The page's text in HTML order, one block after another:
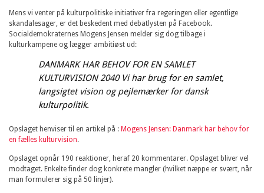
Mens vi venter på kulturpolitiske initiativer fra regeringen eller egentlige
skandalesager, er det beskedent med debatlysten på Facebook.
Socialdemokraternes Mogens Jensen melder sig dog tilbage i
kulturkampene og lægger ambitiøst ud:
DANMARK HAR BEHOV FOR EN SAMLET
KULTURVISION 2040 Vi har brug for en samlet,
langsigtet vision og pejlemærker for dansk
kulturpolitik.
Opslaget henviser til en artikel på : Mogens Jensen: Danmark har behov for
en fælles kulturvision.
Opslaget opnår 190 reaktioner, heraf 20 kommentarer. Opslaget bliver vel
modtaget. Enkelte finder dog konkrete mangler (hvilket næppe er svært, når
man formulerer sig på 50 linjer).